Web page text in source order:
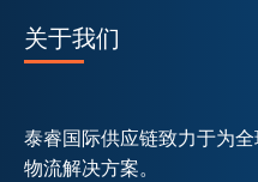
关于我们
泰睿国际供应链致力于为
物流解决方案。